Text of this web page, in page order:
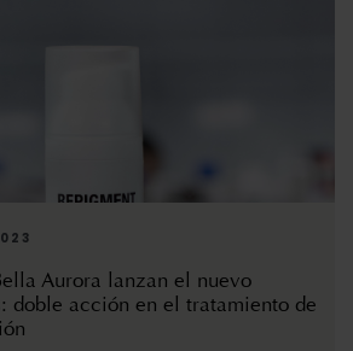
Aurora lanzan el nuevo
doble acción en el tratamiento de